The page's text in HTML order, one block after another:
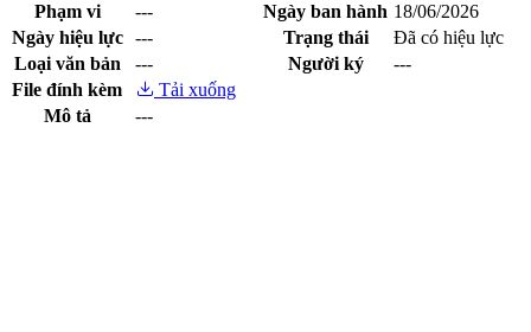
Phạm vi
--- Ngày ban hành 18/06/2026
Ngày hiệu lực
--- Trạng thái
Đã có hiệu lực
Loại văn bản
--- Người ký
---
File đính kèm
Tải xuống
Mô tả
---